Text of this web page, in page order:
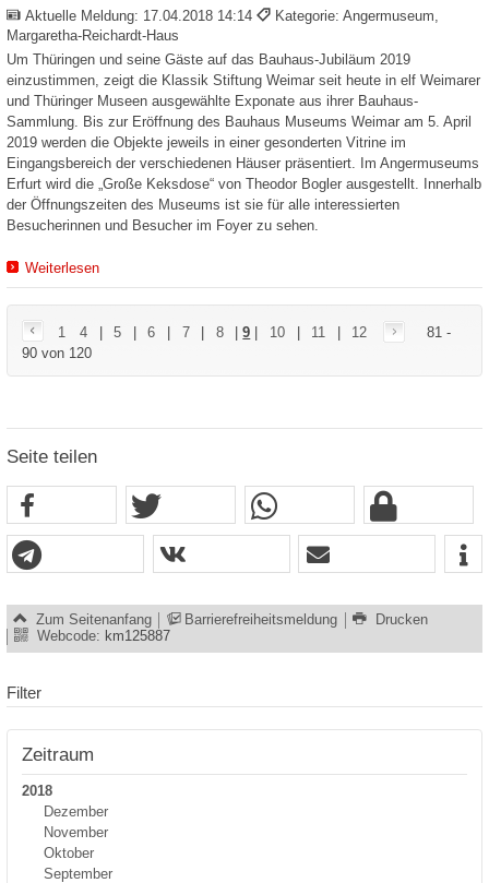
Aktuelle Meldung: 17.04.2018 14:14
Kategorie: Angermuseum,
Margaretha-Reichardt-Haus
Um Thüringen und seine Gäste auf das Bauhaus-Jubiläum 2019
einzustimmen, zeigt die Klassik Stiftung Weimar seit heute in elf Weimarer
und Thüringer Museen ausgewählte Exponate aus ihrer Bauhaus-
Sammlung. Bis zur Eröffnung des Bauhaus Museums Weimar am 5. April
2019 werden die Objekte jeweils in einer gesonderten Vitrine im
Eingangsbereich der verschiedenen Häuser präsentiert. Im Angermuseums
Erfurt wird die „Große Keksdose“ von Theodor Bogler ausgestellt. Innerhalb
der Öffnungszeiten des Museums ist sie für alle interessierten
Besucherinnen und Besucher im Foyer zu sehen.
Weiterlesen
1 4 5 6 7 8 |9 10 11 12
81 -
90 von 120
Seite teilen
Zum Seitenanfang Barrierefreiheitsmeldung
Drucken
Webcode: km125887
Filter
Zeitraum
2018
Dezember
November
Oktober
September